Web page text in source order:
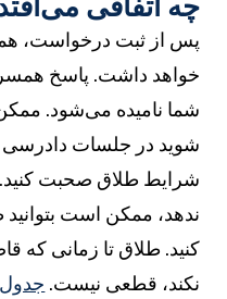
پس از ثبت درخواست،
خواهد داشت. پاسخ
شما نامیده می‌شود. ممکن
شوید در جلسات دادرسی
شرایط طلاق صحبت کنید.
ندهد، ممکن است بتوانید
کنید. طلاق تا زمانی که
نکند، قطعی نیست.جدول